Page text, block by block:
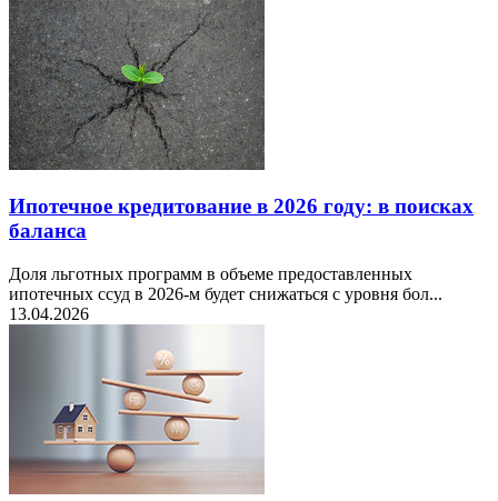
Ипотечное кредитование в 2026 году: в поисках
баланса
Доля льготных программ в объеме предоставленных
ипотечных ссуд в 2026-м будет снижаться с уровня бол...
13.04.2026